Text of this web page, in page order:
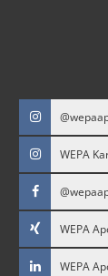
WEPA
WEPA
WEPA